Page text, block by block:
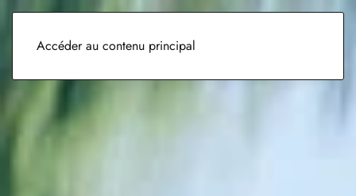
Accéder au contenu principal